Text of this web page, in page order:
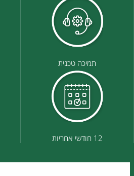
תמיכה טכנית
12 חודשי אחריות